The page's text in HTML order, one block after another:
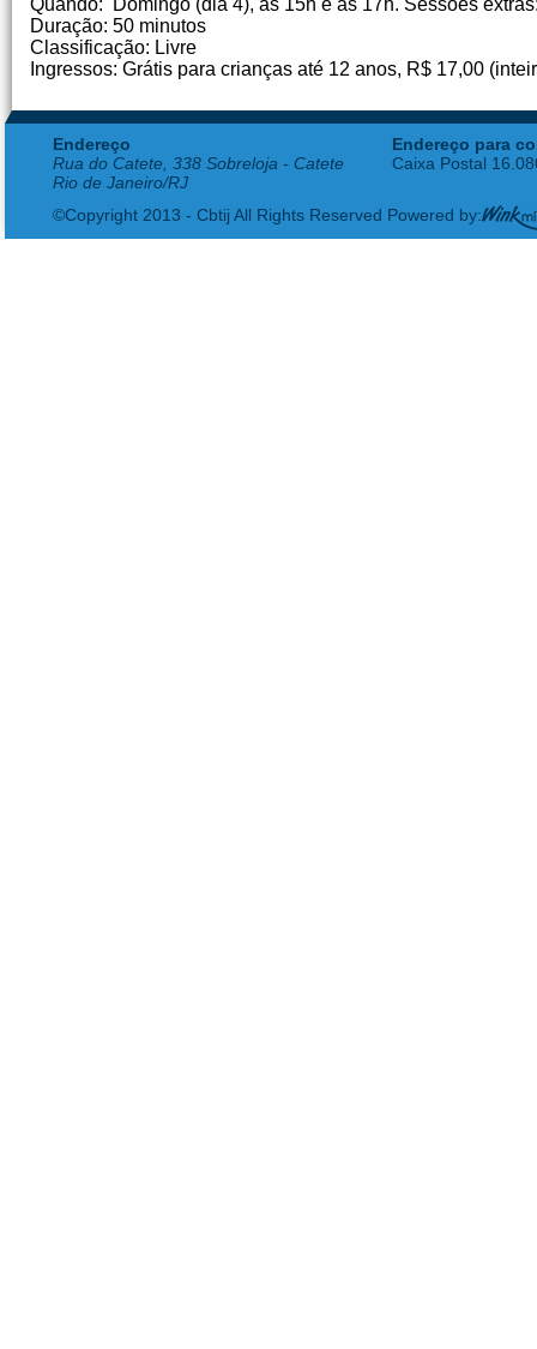
Quando: Domingo (dia 4), às 15h e às 17h. Sessões
Duração: 50 minutos
Classificação: Livre
Ingressos: Grátis para crianças até 12 anos, R$ 17,00
Endereço
Rua do Catete, 338 Sobreloja - Catete
Rio de Janeiro/RJ
Endereço para
Caixa Postal
©Copyright 2013 - Cbtij All Rights Reserved Powered by: